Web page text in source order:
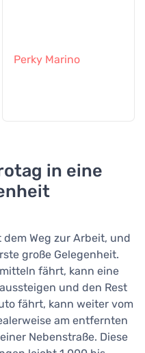
Perky Marino
in eine
Weg zur Arbeit, und
große Gelegenheit.
fährt, kann eine
und den Rest
fährt, kann weiter vom
am entfernten
Nebenstraße. Diese